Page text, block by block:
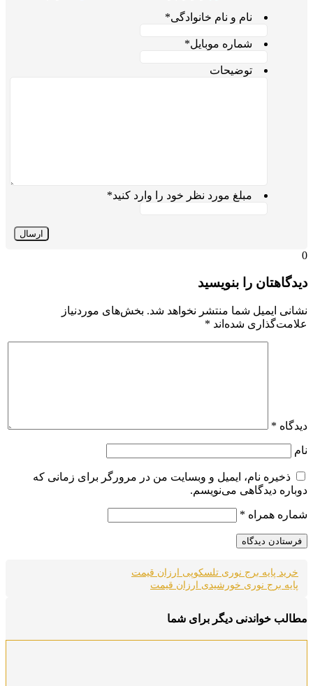
نام و نام خانوادگی*
شماره موبایل*
توضیحات
مبلغ مورد نظر خود را وارد کنید*
0
دیدگاهتان را بنویسید
نشانی ایمیل شما منتشر نخواهد شد. بخش‌های موردنیاز
علامت‌گذاری شده‌اند *
دیدگاه *
نام
ذخیره نام، ایمیل و وبسایت من در مرورگر برای زمانی که
دوباره دیدگاهی می‌نویسم.
شماره همراه *
خرید پایه برج نوری تلسکوپی ارزان قیمت
پایه برج نوری خورشیدی ارزان قیمت
مطالب خواندنی دیگر برای شما